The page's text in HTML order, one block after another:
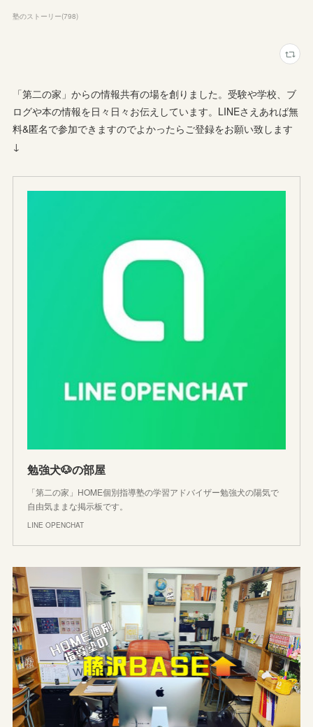
塾のストーリー(798)
「第二の家」からの情報共有の場を創りました。受験や学校、ブ
ログや本の情報を日々日々お伝えしています。LINEさえあれば無
料&匿名で参加できますのでよかったらご登録をお願い致します
↓
勉強犬🐶の部屋
「第二の家」HOME個別指導塾の学習アドバイザー勉強犬の陽気で
自由気ままな掲示板です。
LINE OPENCHAT